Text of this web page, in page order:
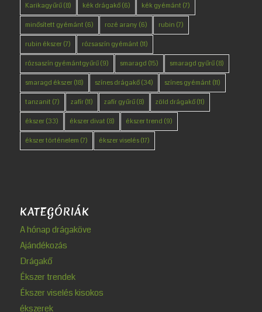
Karikagyűrű(8) kék drágakő(6) kék gyémánt (7)
minősített gyémánt (6) rozé arany (6) rubin (7)
rubin ékszer(7) rózsaszín gyémánt (11)
rózsaszín gyémántgyűrű(9) smaragd (15) smaragd gyűrű(8)
smaragd ékszer(18) színes drágakő(34) színes gyémánt (11)
tanzanit (7) zafír(11) zafír gyűrű(8) zöld drágakő(11)
ékszer(33) ékszer divat (8) ékszer trend (9)
ékszer történelem (7) ékszer viselés(17)
KATEGÓRIÁK
A hónap drágaköve
Ajándékozás
Drágakő
Ékszer trendek
Ékszer viselés kisokos
ékszerek